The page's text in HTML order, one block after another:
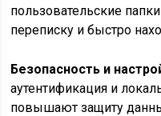
пользовательские
переписку и быстро
Безопасность и
аутентификация и
повышают защиту